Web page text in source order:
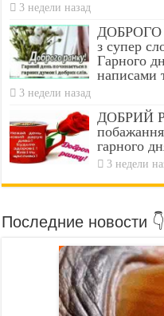
3 недели назад
ДОБРОГО
з супер
Гарного
написами
3 недели назад
ДОБРИЙ
гарного
3 недели
Последние новости